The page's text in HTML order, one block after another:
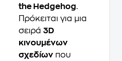
the Hedgehog.
Πρόκειται για μια
σειρά 3D
κινουμένων
σχεδίων που